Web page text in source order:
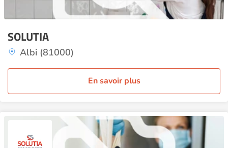
SOLUTIA
Albi (81000)
En savoir plus